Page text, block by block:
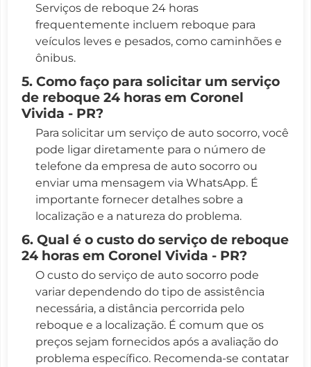
Serviços de reboque 24 horas
frequentemente incluem reboque para
veículos leves e pesados, como caminhões e
ônibus.
5. Como faço para solicitar um serviço
de reboque 24 horas em Coronel
Vivida - PR?
Para solicitar um serviço de auto socorro, você
pode ligar diretamente para o número de
telefone da empresa de auto socorro ou
enviar uma mensagem via WhatsApp. É
importante fornecer detalhes sobre a
localização e a natureza do problema.
6. Qual é o custo do serviço de reboque
24 horas em Coronel Vivida - PR?
O custo do serviço de auto socorro pode
variar dependendo do tipo de assistência
necessária, a distância percorrida pelo
reboque e a localização. É comum que os
preços sejam fornecidos após a avaliação do
problema específico. Recomenda-se contatar